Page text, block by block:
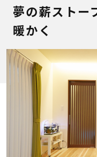
HOME
物件検索
会員登録
分譲モデルハウス
おすすめ分譲地
夢の薪ストー
暖かく